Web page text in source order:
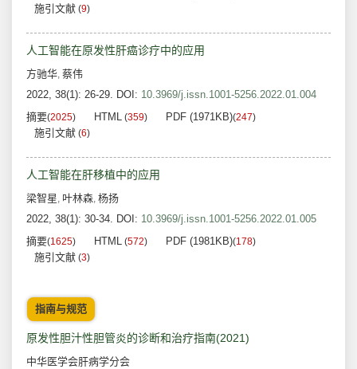
施引文献 (9)
人工智能在原发性肝癌诊疗中的应用
方驰华, 蔡伟
2022, 38(1): 26-29. DOI: 10.3969/j.issn.1001-5256.2022.01.004
摘要(2025) HTML (359) PDF (1971KB)(247)
施引文献 (6)
人工智能在肝移植中的应用
梁智星, 叶林森, 杨扬
2022, 38(1): 30-34. DOI: 10.3969/j.issn.1001-5256.2022.01.005
摘要(1625) HTML (572) PDF (1981KB)(178)
施引文献 (3)
指南与规范
原发性胆汁性胆管炎的诊断和治疗指南(2021)
中华医学会肝病学分会